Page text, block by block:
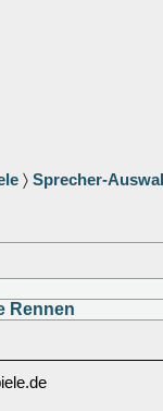
〉 Sprecher-
Rennen